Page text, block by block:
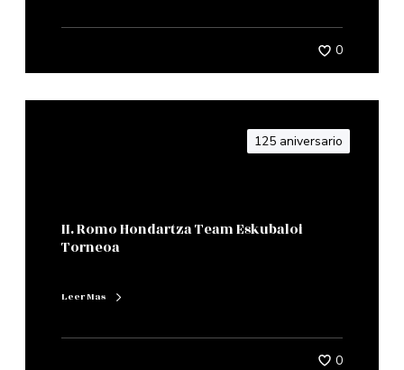
0
125 aniversario
II. Romo Hondartza Team Eskubaloi
Torneoa
Leer Mas
0